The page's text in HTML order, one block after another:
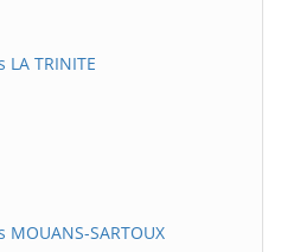
TRINITE
SARTOUX